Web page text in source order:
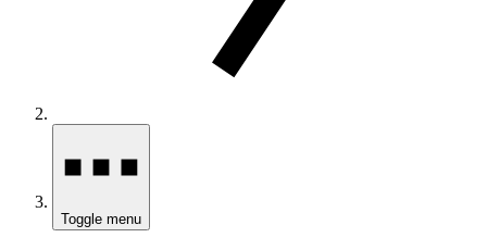
Toggle menu